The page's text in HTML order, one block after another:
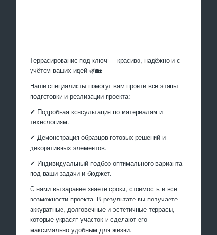
Террасирование под ключ — красиво, надёжно и с
учётом ваших идей 🌿🏡
Наши специалисты помогут вам пройти все этапы
подготовки и реализации проекта:
✔ Подробная консультация по материалам и
технологиям.
✔ Демонстрация образцов готовых решений и
декоративных элементов.
✔ Индивидуальный подбор оптимального варианта
под ваши задачи и бюджет.
С нами вы заранее знаете сроки, стоимость и все
возможности проекта. В результате вы получаете
аккуратные, долговечные и эстетичные террасы,
которые украсят участок и сделают его
максимально удобным для жизни.